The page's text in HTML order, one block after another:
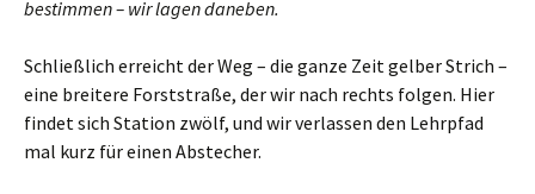
bestimmen – wir lagen daneben.
Schließlich erreicht der Weg – die ganze Zeit gelber Strich –
eine breitere Forststraße, der wir nach rechts folgen. Hier
findet sich Station zwölf, und wir verlassen den Lehrpfad
mal kurz für einen Abstecher.